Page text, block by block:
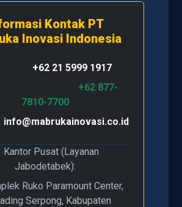
Kontak PT
Inovasi Indonesia
+62 21 5999 1917
+62 877-
7810-7700
info@mabrukainovasi.co.id
Kantor Pusat (Layanan
Jabodetabek):
Ruko Paramount Center,
Serpong, Kabupaten